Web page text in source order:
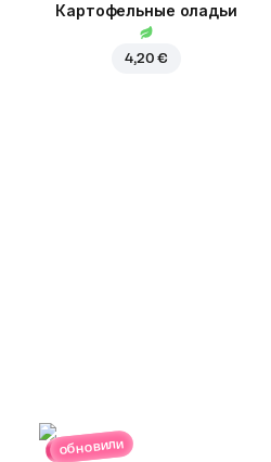
Картофельные оладьи
4,20 €
обновили